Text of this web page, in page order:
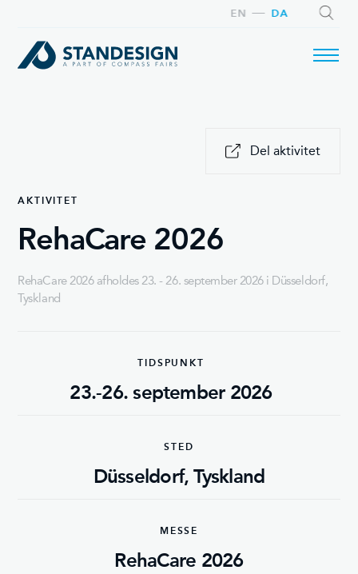
DA
EN
AKTIVITET
RehaCare 2026
RehaCare 2026 afholdes 23. - 26. september 2026 i Düsseldorf,
Tyskland
Del aktivitet
TIDSPUNKT
23.-26. september 2026
STED
Düsseldorf, Tyskland
MESSE
RehaCare 2026